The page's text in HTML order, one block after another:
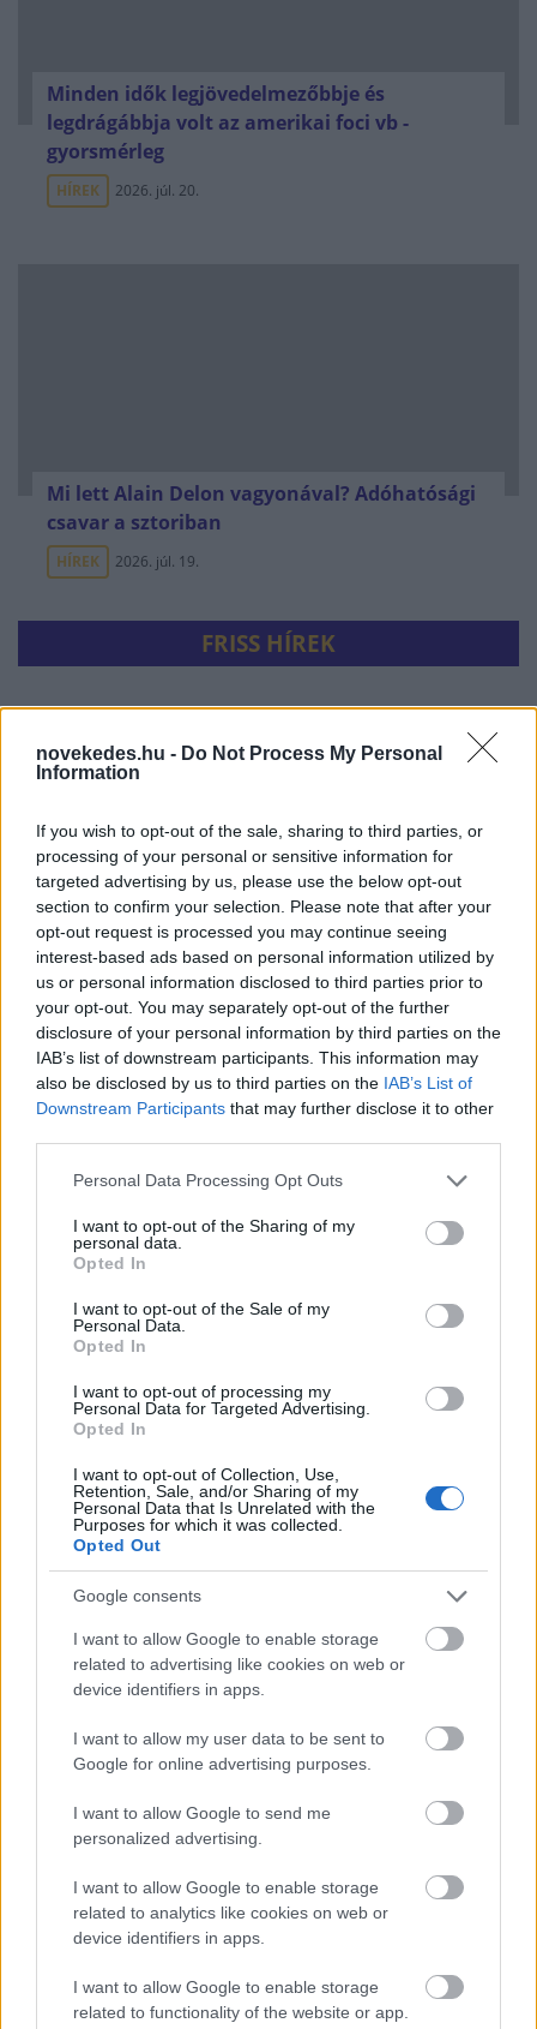
novekedes.hu - Do Not Process My Personal
Information
If you wish to opt-out of the sale, sharing to third parties, or
processing of your personal or sensitive information for
targeted advertising by us, please use the below opt-out
section to confirm your selection. Please note that after your
opt-out request is processed you may continue seeing
interest-based ads based on personal information utilized by
us or personal information disclosed to third parties prior to
your opt-out. You may separately opt-out of the further
disclosure of your personal information by third parties on the
IAB’s list of downstream participants. This information may
also be disclosed by us to third parties on the IAB’s List of
Downstream Participants that may further disclose it to other
Please note that this website/app uses one or more Google
not limited to your visit or usage behaviour. You may click to
grant or deny consent to Google and its third-party tags to
use your data for below specified purposes in below Google
consent section.
Personal Data Processing Opt Outs
I want to opt-out of the Sharing of my
personal data.
Opted In
I want to opt-out of the Sale of my
Personal Data.
Opted In
I want to opt-out of processing my
Personal Data for Targeted Advertising.
Opted In
I want to opt-out of Collection, Use,
Retention, Sale, and/or Sharing of my
Personal Data that Is Unrelated with the
Purposes for which it was collected.
Opted Out
Google consents
I want to allow Google to enable storage
related to advertising like cookies on web or
device identifiers in apps.
I want to allow my user data to be sent to
Google for online advertising purposes.
I want to allow Google to send me
personalized advertising.
I want to allow Google to enable storage
related to analytics like cookies on web or
device identifiers in apps.
I want to allow Google to enable storage
related to functionality of the website or app.
Minden idők legjövedelmezőbbje és
legdrágábbja volt az amerikai foci vb -
gyorsmérleg
HÍREK 2026. júl. 20.
Mi lett Alain Delon vagyonával? Adóhatósági
csavar a sztoriban
HÍREK 2026. júl. 19.
FRISS HÍREK
Azonosítatlan drón robbant fel a Transz-
Balkán gázvezeték közelében Bulgáriában
Vízhiány mellett erdőtűz sújtja a Garda-tavat:
kétszáz embert menekítettek ki
Olcsóbbak lettek a balatoni új ingatlanok,
Borsodban megmagyarázhatatlan a
drágulás
HÍREK 10 órája
Kíméletlenül visszavágtak az ukránok Kijev
rakétázása miatt
Bizarr baleset történt a budapesti metrón
HÍREK 13 órája